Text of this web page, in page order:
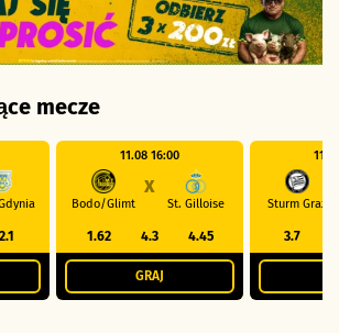
mecze
2.1
11.08 16:00
Bodo/Glimt
X
St. Gilloise
1.62 4.3 4.45
GRAJ
Sturm Graz
3.7